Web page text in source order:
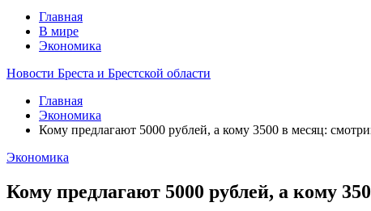
Главная
В мире
Экономика
Новости Бреста и Брестской области
Главная
Экономика
Кому предлагают 5000 рублей, а кому 3500 в месяц:
Экономика
Кому предлагают 5000 рублей, а кому